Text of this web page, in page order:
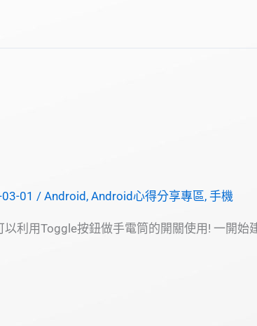
01 / Android , Android心得分享專區, 手機
利用Toggle按鈕做手電筒的開關使用! 一開始